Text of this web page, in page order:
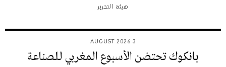
هيئة التحرير
3 AUGUST 2026
بانكوك تحتضن الأسبوع المغربي للصناعة